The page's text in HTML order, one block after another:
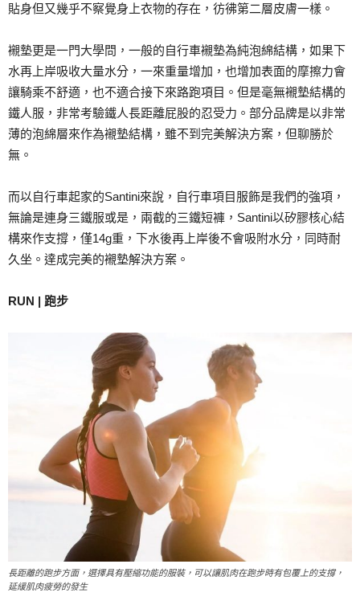
貼身但又幾乎不察覺身上衣物的存在，彷彿第二層皮膚一樣。
襯墊更是一門大學問，一般的自行車襯墊為純泡綿結構，如果下
水再上岸吸收大量水分，一來重量增加，也增加表面的摩擦力會
讓騎乘不舒適，也不適合接下來路跑項目。但是毫無襯墊結構的
鐵人服，非常考驗鐵人長距離屁股的忍受力。部分品牌是以非常
薄的泡綿層來作為襯墊結構，雖不到完美解決方案，但聊勝於
無。
而以自行車起家的Santini來說，自行車項目服飾是我們的強項，
無論是連身三鐵服或是，兩截的三鐵短褲，Santini以矽膠核心結
構來作支撐，僅14g重，下水後再上岸後不會吸附水分，同時耐
久坐。達成完美的襯墊解決方案。
RUN | 跑步
長距離的跑步方面，選擇具有壓縮功能的服裝，可以讓肌肉在跑步時有包覆上的支撐，
延緩肌肉疲勞的發生